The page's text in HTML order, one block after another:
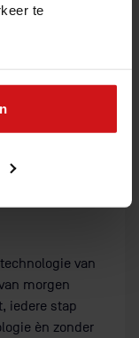
te
van
morgen
iedere stap
èn zonder